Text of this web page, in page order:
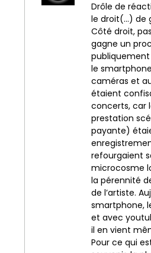
Drôle de
le droit(…) de
Côté droit,
gagne un
publiquement
le
caméras et
étaient
concerts, car
prestation
payante)
refourgaient
microcosme
la pérennité
de l’artiste.
smartphone,
et avec
il en vient
Pour ce qui